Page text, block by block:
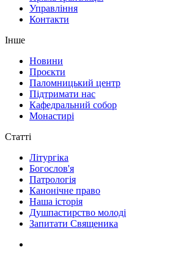
Управління
Контакти
Інше
Новини
Проєкти
Паломницький центр
Підтримати нас
Кафедральний собор
Монастирі
Статті
Літургіка
Богослов'я
Патрологія
Канонічне право
Наша історія
Душпастирство молоді
Запитати Священика